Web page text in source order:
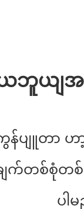
ေဘူယျ
န်ပျူတာ
က်တစ်စုံတ
ပါ